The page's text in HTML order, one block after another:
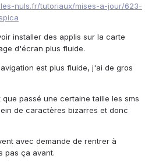
nuls.fr/tutoriaux/mises-a-jour/623-
installer des applis sur la carte
d'écran plus fluide.
est plus fluide, j'ai de gros
passé une certaine taille les sms
de caractères bizarres et donc
avec demande de rentrer à
pas ça avant.